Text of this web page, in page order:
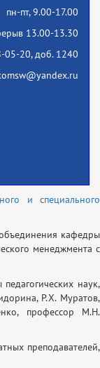
пн-пт, 9.00-17.00
13.00-13.30
05-20, доб. 1240
и специального
кафедры
менеджмента с
наук,
Р.Х. Муратов,
профессор М.Н.
преподавателей,